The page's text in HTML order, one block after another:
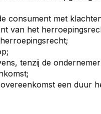
consument met
van het
tenzij de
een duur